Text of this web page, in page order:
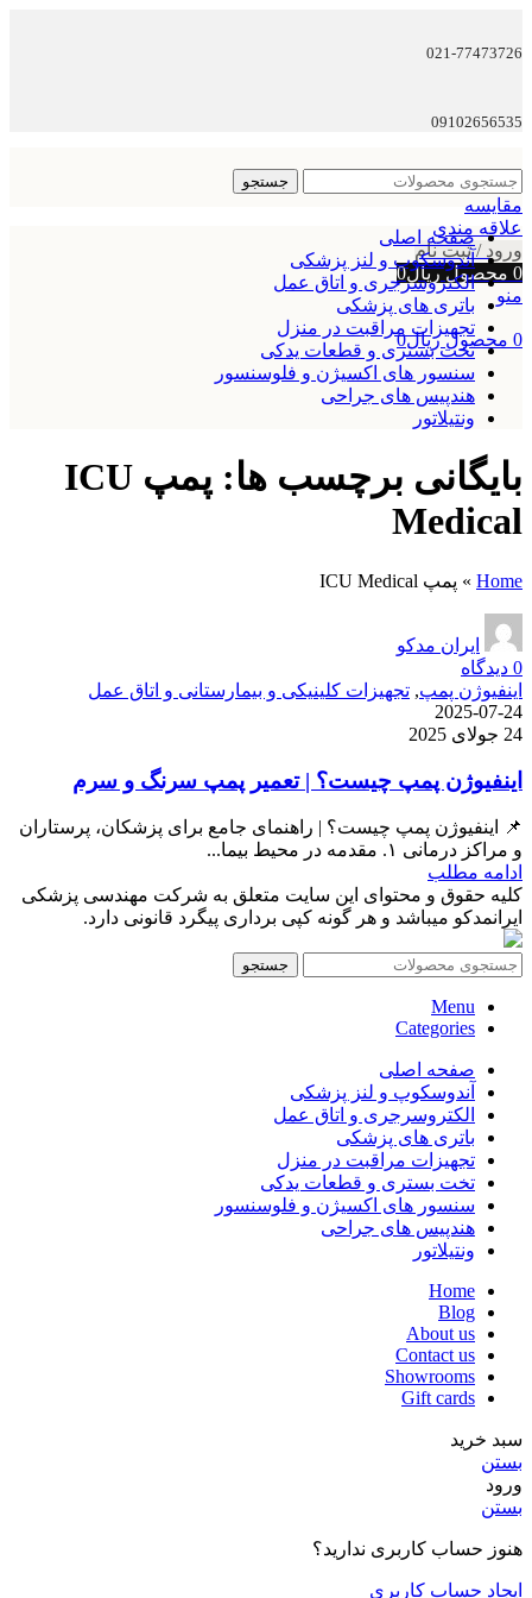
021-77473726
09102656535
جستجو
مقایسه
علاقه مندی
ورود / ثبت نام
0 محصول ریال0
منو
0 محصول ریال0
صفحه اصلی
آندوسکوپ و لنز پزشکی
الکتروسرجری و اتاق عمل
باتری های پزشکی
تجهیزات مراقبت در منزل
تخت بستری و قطعات یدکی
سنسور های اکسیژن و فلوسنسور
هندپیس های جراحی
ونتیلاتور
بایگانی برچسب ها: پمپ ICU
Medical
Home
» پمپ ICU Medical
ایران مدکو
0 دیدگاه
اینفیوژن پمپ, تجهیزات کلینیکی و بیمارستانی و اتاق عمل
2025-07-24
24 جولای 2025
اینفیوژن پمپ چیست؟ | تعمیر پمپ سرنگ و سرم
📌 اینفیوژن پمپ چیست؟ | راهنمای جامع برای پزشکان، پرستاران
و مراکز درمانی ۱. مقدمه در محیط بیما...
ادامه مطلب
کلیه حقوق و محتوای این سایت متعلق به شرکت مهندسی پزشکی
ایرانمدکو میباشد و هر گونه کپی برداری پیگرد قانونی دارد.
جستجو
Menu
Categories
صفحه اصلی
آندوسکوپ و لنز پزشکی
الکتروسرجری و اتاق عمل
باتری های پزشکی
تجهیزات مراقبت در منزل
تخت بستری و قطعات یدکی
سنسور های اکسیژن و فلوسنسور
هندپیس های جراحی
ونتیلاتور
Home
Blog
About us
Contact us
Showrooms
Gift cards
سبد خرید
بستن
ورود
بستن
هنوز حساب کاربری ندارید؟
ایجاد حساب کاربری